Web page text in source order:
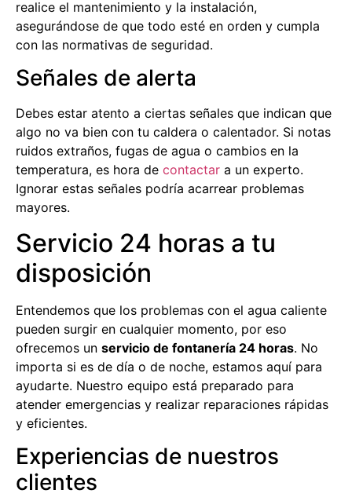
realice el mantenimiento y la instalación,
asegurándose de que todo esté en orden y cumpla
con las normativas de seguridad.
Señales de alerta
Debes estar atento a ciertas señales que indican que
algo no va bien con tu caldera o calentador. Si notas
ruidos extraños, fugas de agua o cambios en la
temperatura, es hora de contactar a un experto.
Ignorar estas señales podría acarrear problemas
mayores.
Servicio 24 horas a tu
disposición
Entendemos que los problemas con el agua caliente
pueden surgir en cualquier momento, por eso
ofrecemos un servicio de fontanería 24 horas. No
importa si es de día o de noche, estamos aquí para
ayudarte. Nuestro equipo está preparado para
atender emergencias y realizar reparaciones rápidas
y eficientes.
Experiencias de nuestros
clientes